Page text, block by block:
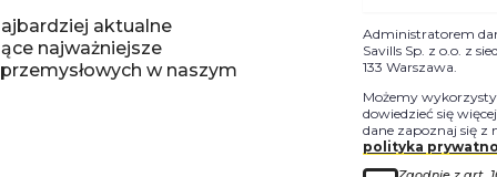
aktualne
najważniejsze
w naszym
Administratorem
Savills Sp. z o.o. z
133 Warszawa.
Możemy
dowiedzieć się
dane zapoznaj się z
polityka